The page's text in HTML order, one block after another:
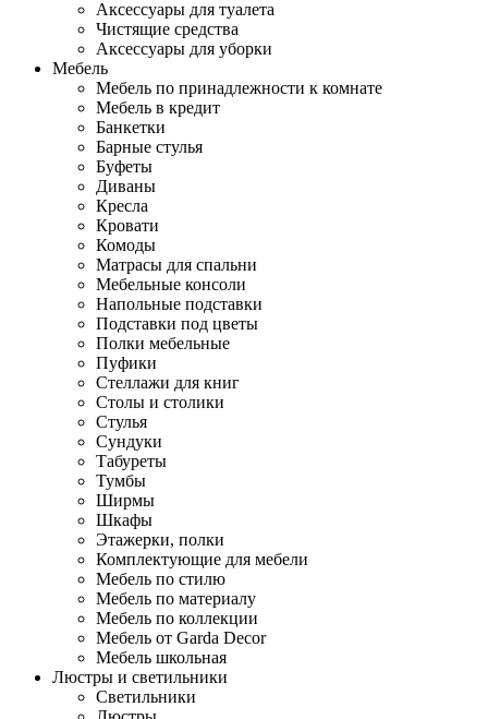
Аксессуары для туалета
Чистящие средства
Аксессуары для уборки
Мебель
Мебель по принадлежности к комнате
Мебель в кредит
Банкетки
Барные стулья
Буфеты
Диваны
Кресла
Кровати
Комоды
Матрасы для спальни
Мебельные консоли
Напольные подставки
Подставки под цветы
Полки мебельные
Пуфики
Стеллажи для книг
Столы и столики
Стулья
Сундуки
Табуреты
Тумбы
Ширмы
Шкафы
Этажерки, полки
Комплектующие для мебели
Мебель по стилю
Мебель по материалу
Мебель по коллекции
Мебель от Garda Decor
Мебель школьная
Люстры и светильники
Светильники